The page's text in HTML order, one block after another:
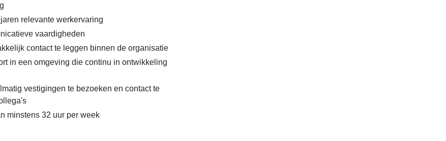
relevante werkervaring
vaardigheden
contact te leggen binnen de organisatie
in een omgeving die continu in ontwikkeling
vestigingen te bezoeken en contact te
minstens 32 uur per week